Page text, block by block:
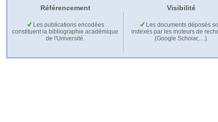
Référencement Visibilité
Les publications encodées
constituent la bibliographie académique
de l'Université.
Les documents déposés
indexés par les moteurs de
(Google Scholar,…).